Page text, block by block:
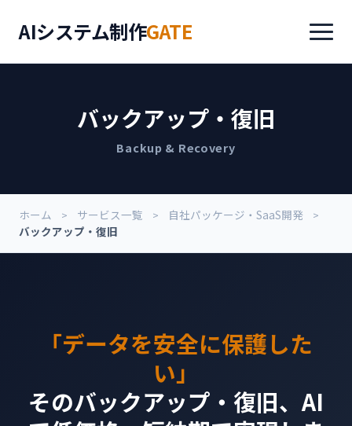
AIシステム制作GATE
バックアップ・復旧
Backup & Recovery
ホーム サービス一覧
自社パッケージ・SaaS開発
バックアップ・復旧
「データを安全に保護した
い」
そのバックアップ・復旧、AI